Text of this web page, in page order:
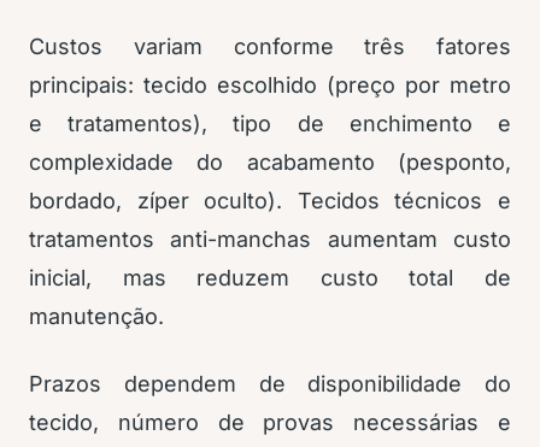
Custos variam conforme três fatores
principais: tecido escolhido (preço por metro
e tratamentos), tipo de enchimento e
complexidade do acabamento (pesponto,
bordado, zíper oculto). Tecidos técnicos e
tratamentos anti-manchas aumentam custo
inicial, mas reduzem custo total de
manutenção.
Prazos dependem de disponibilidade do
tecido, número de provas necessárias e